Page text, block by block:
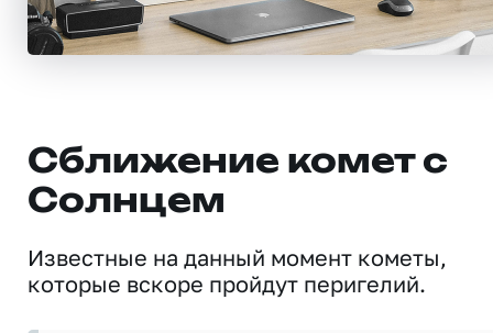
Сближение комет с
Солнцем
Известные на данный момент кометы,
которые вскоре пройдут перигелий.